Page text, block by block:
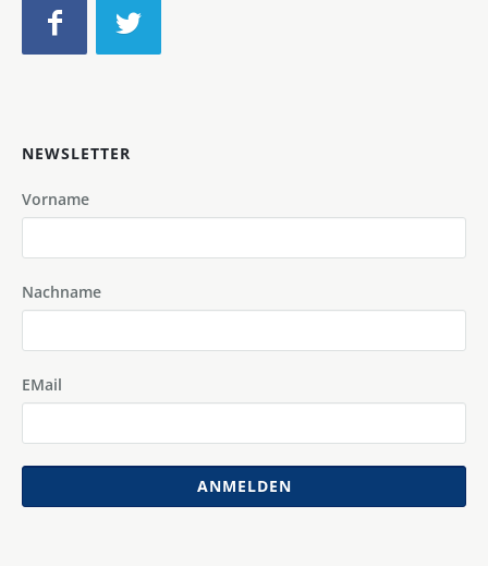
NEWSLETTER
Vorname
Nachname
EMail
ANMELDEN